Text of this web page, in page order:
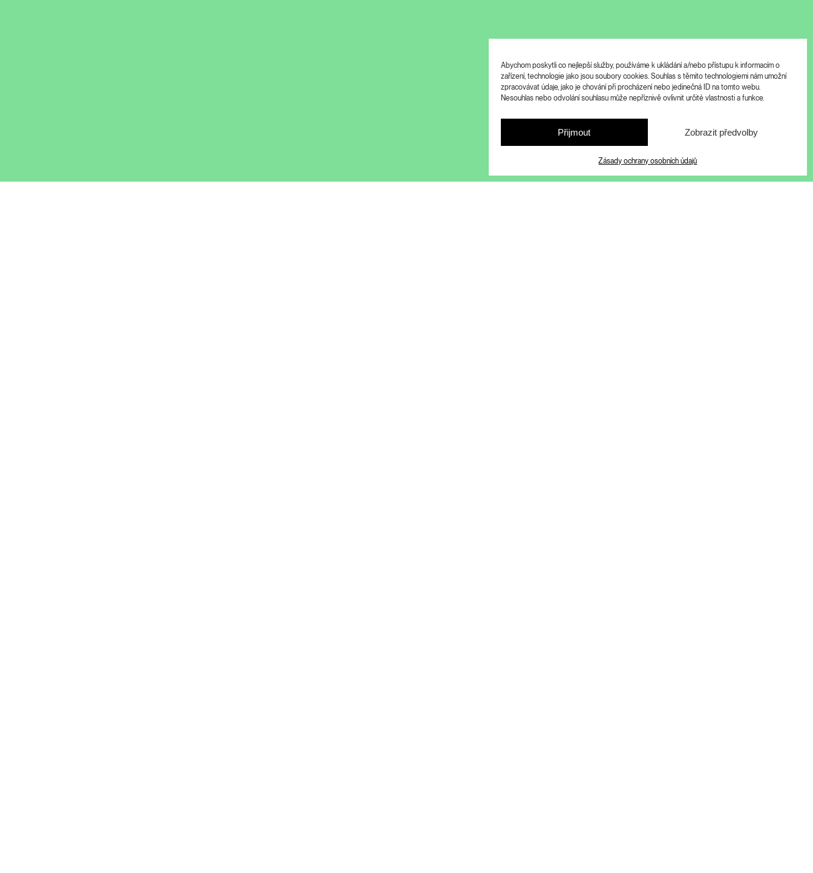
Abychom poskytli co nejlepší služby, používáme k ukládání a/nebo přístupu k informacím o
zařízení, technologie jako jsou soubory cookies. Souhlas s těmito technologiemi nám umožní
zpracovávat údaje, jako je chování při procházení nebo jedinečná ID na tomto webu.
Nesouhlas nebo odvolání souhlasu může nepříznivě ovlivnit určité vlastnosti a funkce.
Přijmout Zobrazit předvolby
Zásady ochrany osobních údajů